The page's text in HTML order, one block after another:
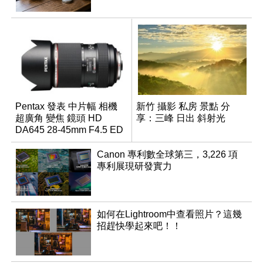
Pentax 發表 中片幅 相機
超廣角 變焦 鏡頭 HD
DA645 28-45mm F4.5 ED
AW SR
新竹 攝影 私房 景點 分
享：三峰 日出 斜射光
Canon 專利數全球第三，3,226 項
專利展現研發實力
如何在Lightroom中查看照片？這幾
招趕快學起來吧！！